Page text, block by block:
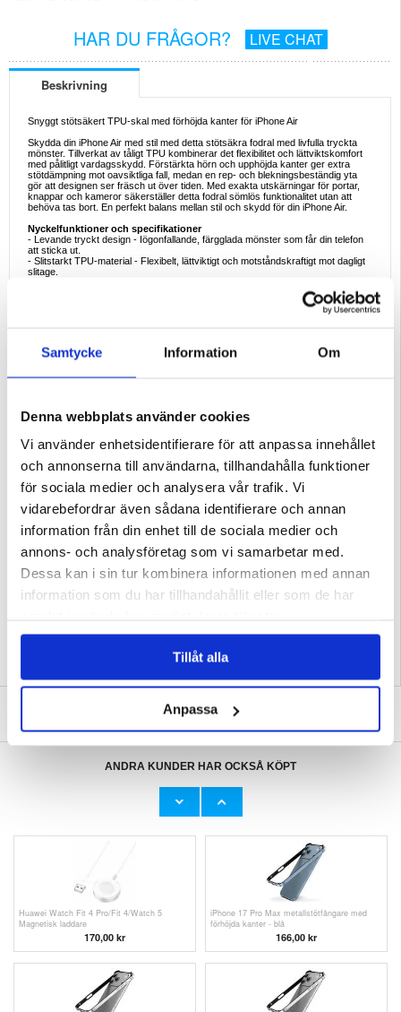
Samtycke Information Om
Denna webbplats använder cookies
Vi använder enhetsidentifierare för att anpassa innehållet
och annonserna till användarna, tillhandahålla funktioner
för sociala medier och analysera vår trafik. Vi
vidarebefordrar även sådana identifierare och annan
information från din enhet till de sociala medier och
annons- och analysföretag som vi samarbetar med.
Dessa kan i sin tur kombinera informationen med annan
information som du har tillhandahållit eller som de har
Tillåt alla
Anpassa
HAR DU FRÅGOR? LIVE CHAT
Beskrivning
Snyggt stötsäkert TPU-skal med förhöjda kanter för iPhone Air
Skydda din iPhone Air med stil med detta stötsäkra fodral med livfulla tryckta
mönster. Tillverkat av tåligt TPU kombinerar det flexibilitet och lättviktskomfort
med pålitligt vardagsskydd. Förstärkta hörn och upphöjda kanter ger extra
stötdämpning mot oavsiktliga fall, medan en rep- och blekningsbeständig yta
gör att designen ser fräsch ut över tiden. Med exakta utskärningar för portar,
knappar och kameror säkerställer detta fodral sömlös funktionalitet utan att
behöva tas bort. En perfekt balans mellan stil och skydd för din iPhone Air.
Nyckelfunktioner och specifikationer
- Levande tryckt design - Iögonfallande, färgglada mönster som får din telefon
att sticka ut.
- Slitstarkt TPU-material - Flexibelt, lättviktigt och motståndskraftigt mot dagligt
slitage.
- Rep- och blekningsbeständigt - Högkvalitativt tryck håller färgerna ljusa utan
Ideal användning
skyddande fodral. Perfekt för vardagsbruk, pendling, resor eller för att helt
Varför köpa den här produkten?
Det här fodralet kombinerar moderiktiga tryckta mönster med stötsäkert skydd.
upphöjd kant som du behöver för att skydda din iPhone från repor, stötar och
TPU (termoplastisk polyuretan) används ofta i skyddsutrustning eftersom det
kombinerar gummits flexibilitet med hårdplastens seghet, vilket gör det till ett
idealiskt material för stötsäkra telefonskal.
Kompatibilitet:iPhone Air
Förpackning:Bulk
EAN: 5714122583079
Relaterade kategorier:Mobiltillbehör ,iPhone Skal & Tillbehör, iPhone Air Skal &
SKRIV EN RECENSION
ANDRA KUNDER HAR OCKSÅ KÖPT
ERE USB till FireWire 1394 Adapterkabel för
Huawei Watch Fit 4 Pro/Fit 4/Watch 5
Huawei Watch Fit 4 Pro/Fit 4/Watch 5
Magnetisk laddare
170,00 kr
iPhone 17 Pro Max metallstötfångare med
förhöjda kanter - blå
166,00 kr